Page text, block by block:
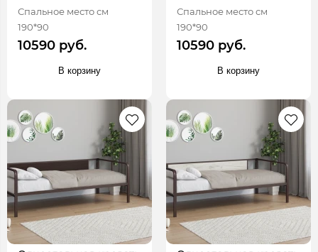
Спальное место см
190*90
10590 руб.
В корзину
Спальное место см
190*90
10590 руб.
В корзину